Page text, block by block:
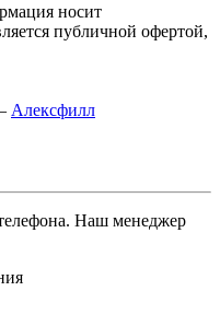
носит
публичной офертой,
Алексфилл
Наш менеджер